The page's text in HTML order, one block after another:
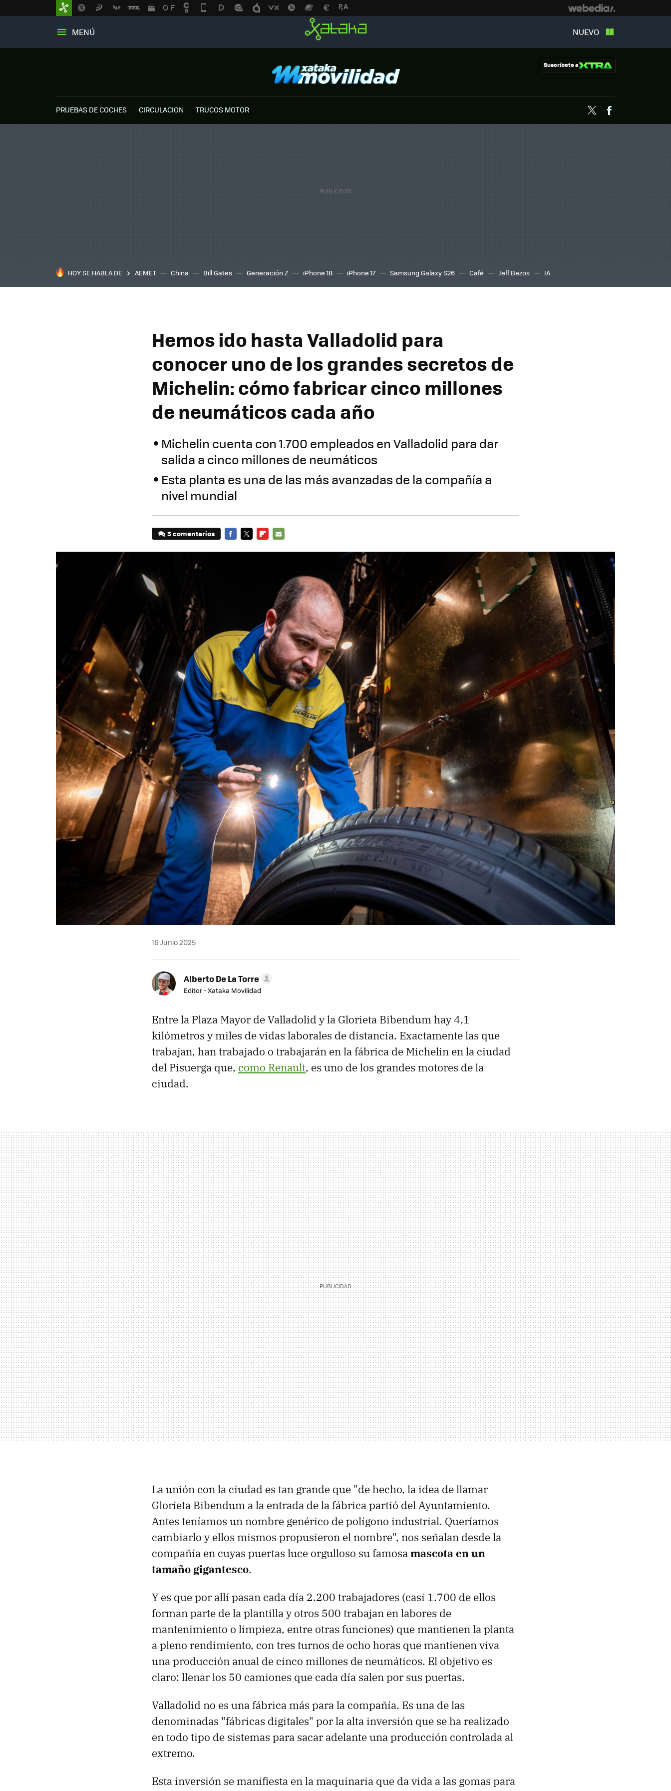
MENÚ NUEVO
Suscríbete a
PRUEBAS DE COCHES CIRCULACION TRUCOS MOTOR Twitter
HOY SE HABLA DE AEMET China Bill Gates Generación Z iPhone 18 iPhone 17 Samsung Galaxy S26 Café Jeff Bezos IA
Hemos ido hasta Valladolid para
conocer uno de los grandes secretos de
Michelin: cómo fabricar cinco millones
de neumáticos cada año
Michelin cuenta con 1.700 empleados en Valladolid para dar
salida a cinco millones de neumáticos
Esta planta es una de las más avanzadas de la compañía a
nivel mundial
3 comentarios
16 Junio 2025
Alberto De La Torre
Editor - Xataka Movilidad
Entre la Plaza Mayor de Valladolid y la Glorieta Bibendum hay 4,1
kilómetros y miles de vidas laborales de distancia. Exactamente las que
trabajan, han trabajado o trabajarán en la fábrica de Michelin en la ciudad
del Pisuerga que, como Renault, es uno de los grandes motores de la
ciudad.
La unión con la ciudad es tan grande que "de hecho, la idea de llamar
Glorieta Bibendum a la entrada de la fábrica partió del Ayuntamiento.
Antes teníamos un nombre genérico de polígono industrial. Queríamos
cambiarlo y ellos mismos propusieron el nombre", nos señalan desde la
compañía en cuyas puertas luce orgulloso su famosamascota en un
tamaño gigantesco.
Y es que por allí pasan cada día 2.200 trabajadores (casi 1.700 de ellos
forman parte de la plantilla y otros 500 trabajan en labores de
mantenimiento o limpieza, entre otras funciones) que mantienen la planta
a pleno rendimiento, con tres turnos de ocho horas que mantienen viva
una producción anual de cinco millones de neumáticos. El objetivo es
claro: llenar los 50 camiones que cada día salen por sus puertas.
Valladolid no es una fábrica más para la compañía. Es una de las
denominadas "fábricas digitales" por la alta inversión que se ha realizado
en todo tipo de sistemas para sacar adelante una producción controlada al
extremo.
Esta inversión se manifiesta en la maquinaria que da vida a las gomas para